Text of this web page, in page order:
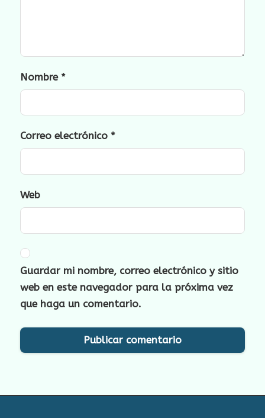
Nombre *
Correo electrónico *
Web
Guardar mi nombre, correo electrónico y sitio
web en este navegador para la próxima vez
que haga un comentario.